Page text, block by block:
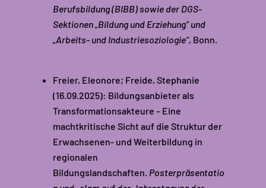
Berufsbildung (BIBB) sowie der DGS-
Sektionen „Bildung und Erziehung“ und
„Arbeits- und Industriesoziologie“, Bonn.
Freier, Eleonore; Freide, Stephanie
(16.09.2025): Bildungsanbieter als
Transformationsakteure – Eine
machtkritische Sicht auf die Struktur der
Erwachsenen- und Weiterbildung in
regionalen
Bildungslandschaften. Posterpräsentatio